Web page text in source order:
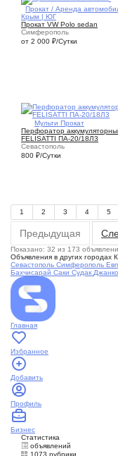
Прокат / Аренда
Крым | ЮГ
Прокат VW Polo sedan
Симферополь
от 2 000 ₽/Сутки
Мульти Прокат
Перфоратор
FELISATTI ПА-20/18Л3
Севастополь
800 ₽/Сутки
1
2 3 4 5
Предыдущая
Показано: 32 из 173
Объявления в других городах
Севастополь Симферополь
Бахчисарай Саки Судак
Главная
Избранное
Добавить
Профиль
Бизнес
Статистика
объявлений
1073 рубрики